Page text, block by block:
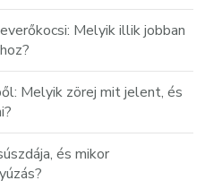
Melyik illik jobban
Melyik zörej mit jelent, és
és mikor